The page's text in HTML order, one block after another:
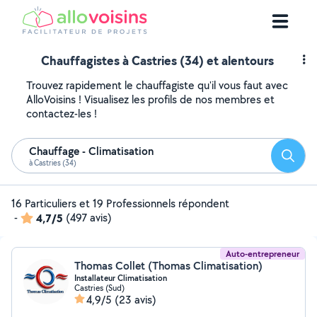
Chauffagistes à Castries (34) et alentours
Trouvez rapidement le chauffagiste qu'il vous faut avec
AlloVoisins ! Visualisez les profils de nos membres et
contactez-les !
Chauffage - Climatisation
à Castries (34)
16 Particuliers et 19 Professionnels répondent
-
4,7/5 (497 avis)
Auto-entrepreneur
Thomas Collet (Thomas Climatisation)
Installateur Climatisation
Castries (Sud)
4,9/5 (23 avis)